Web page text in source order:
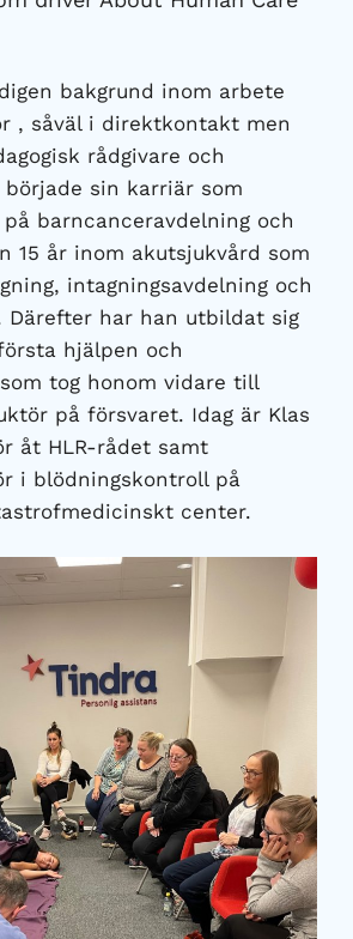
bakgrund inom arbete
, såväl i direktkontakt men
rådgivare och
sin karriär som
barncanceravdelning och
15 år inom akutsjukvård som
intagningsavdelning och
Därefter har han utbildat sig
hjälpen och
tog honom vidare till
på försvaret. Idag är Klas
åt HLR-rådet samt
i blödningskontroll på
center.